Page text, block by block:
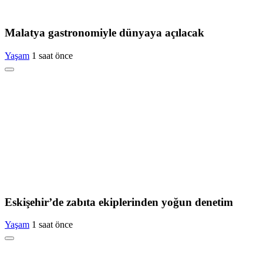
Malatya gastronomiyle dünyaya açılacak
Yaşam 1 saat önce
Eskişehir’de zabıta ekiplerinden yoğun denetim
Yaşam 1 saat önce